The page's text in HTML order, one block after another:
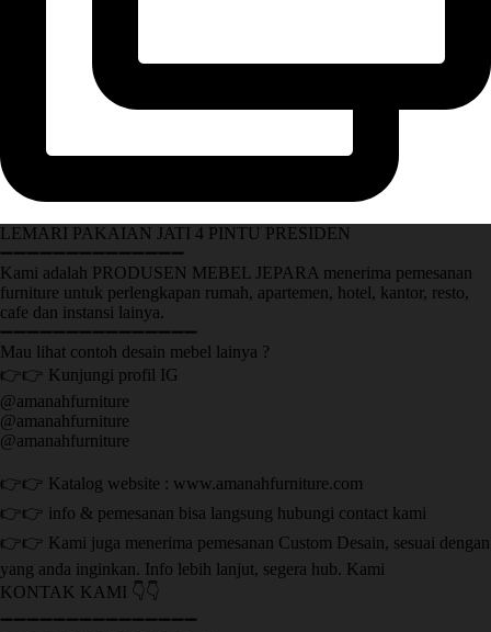
LEMARI PAKAIAN JATI 4 PINTU PRESIDEN
➖➖➖➖➖➖➖➖➖➖➖➖➖➖
Kami adalah PRODUSEN MEBEL JEPARA menerima pemesanan
furniture untuk perlengkapan rumah, apartemen, hotel, kantor, resto,
cafe dan instansi lainya.
➖➖➖➖➖➖➖➖➖➖➖➖➖➖➖
Mau lihat contoh desain mebel lainya ?
👉👉 Kunjungi profil IG
@amanahfurniture
@amanahfurniture
@amanahfurniture
👉👉 Katalog website : www.amanahfurniture.com
👉👉 info & pemesanan bisa langsung hubungi contact kami
👉👉 Kami juga menerima pemesanan Custom Desain, sesuai dengan
yang anda inginkan. Info lebih lanjut, segera hub. Kami
KONTAK KAMI 👇👇
➖➖➖➖➖➖➖➖➖➖➖➖➖➖➖ ㅤ